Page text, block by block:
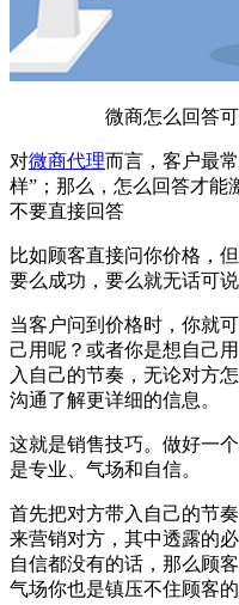
微商怎么回答
对微商代理而言，客户最
样”；那么，怎么回答才能
不要直接回答
比如顾客直接问你价格，
要么成功，要么就无话可
当客户问到价格时，你就
己用呢？或者你是想自己
入自己的节奏，无论对方
沟通了解更详细的信息。
这就是销售技巧。做好一
是专业、气场和自信。
首先把对方带入自己的节
来营销对方，其中透露的
自信都没有的话，那么顾
气场你也是镇压不住顾客的